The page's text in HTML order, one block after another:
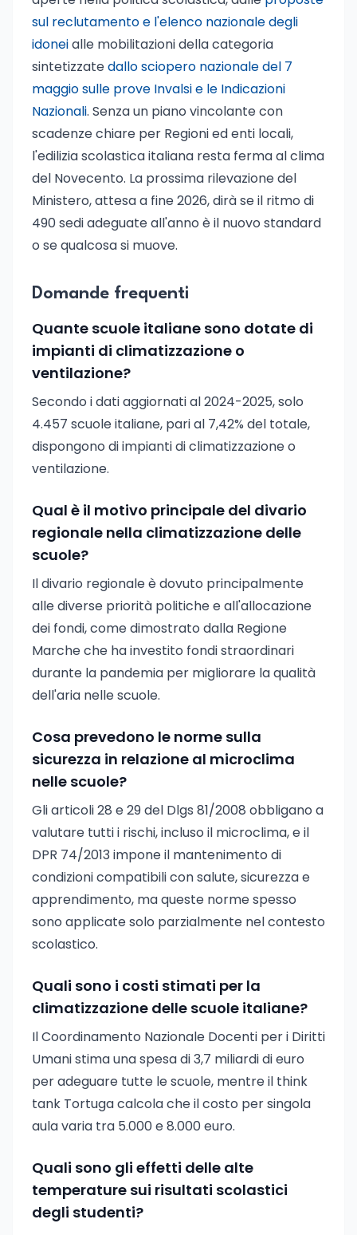
sul reclutamento e l'elenco nazionale degli
idoneialle mobilitazioni della categoria
sintetizzatedallo sciopero nazionale del 7
maggio sulle prove Invalsi e le Indicazioni
Nazionali. Senza un piano vincolante con
scadenze chiare per Regioni ed enti locali,
l'edilizia scolastica italiana resta ferma al clima
del Novecento. La prossima rilevazione del
Ministero, attesa a fine 2026, dirà se il ritmo di
490 sedi adeguate all'anno è il nuovo standard
o se qualcosa si muove.
Domande frequenti
Quante scuole italiane sono dotate di
impianti di climatizzazione o
ventilazione?
Secondo i dati aggiornati al 2024-2025, solo
4.457 scuole italiane, pari al 7,42% del totale,
dispongono di impianti di climatizzazione o
ventilazione.
Qual è il motivo principale del divario
regionale nella climatizzazione delle
scuole?
Il divario regionale è dovuto principalmente
alle diverse priorità politiche e all'allocazione
dei fondi, come dimostrato dalla Regione
Marche che ha investito fondi straordinari
durante la pandemia per migliorare la qualità
dell'aria nelle scuole.
Cosa prevedono le norme sulla
sicurezza in relazione al microclima
nelle scuole?
Gli articoli 28 e 29 del Dlgs 81/2008 obbligano a
valutare tutti i rischi, incluso il microclima, e il
DPR 74/2013 impone il mantenimento di
condizioni compatibili con salute, sicurezza e
apprendimento, ma queste norme spesso
sono applicate solo parzialmente nel contesto
scolastico.
Quali sono i costi stimati per la
climatizzazione delle scuole italiane?
Il Coordinamento Nazionale Docenti per i Diritti
Umani stima una spesa di 3,7 miliardi di euro
per adeguare tutte le scuole, mentre il think
tank Tortuga calcola che il costo per singola
aula varia tra 5.000 e 8.000 euro.
Quali sono gli effetti delle alte
temperature sui risultati scolastici
degli studenti?